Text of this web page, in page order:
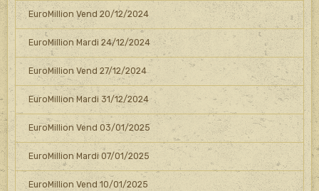
EuroMillion Vend 20/12/2024
EuroMillion Mardi 24/12/2024
EuroMillion Vend 27/12/2024
EuroMillion Mardi 31/12/2024
EuroMillion Vend 03/01/2025
EuroMillion Mardi 07/01/2025
EuroMillion Vend 10/01/2025